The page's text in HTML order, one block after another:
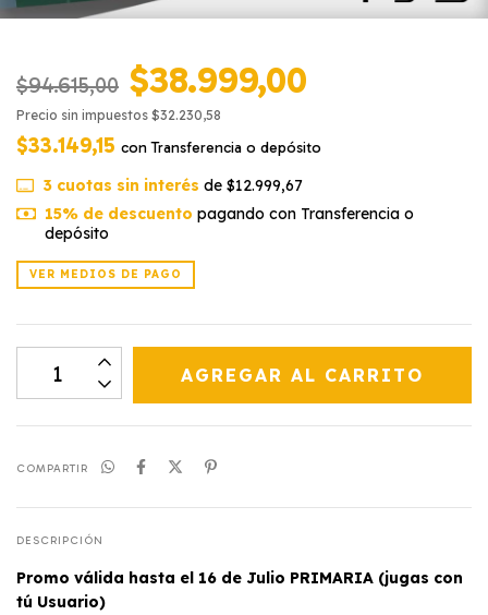
$94.615,00 $38.999,00
Precio sin impuestos $32.230,58
$33.149,15 con Transferencia o depósito
3cuotas sin interés de $12.999,67
15% de descuento pagando con Transferencia o
depósito
VER MEDIOS DE PAGO
COMPARTIR
DESCRIPCIÓN
Promo válida hasta el 16 de Julio PRIMARIA (jugas con
tú Usuario)